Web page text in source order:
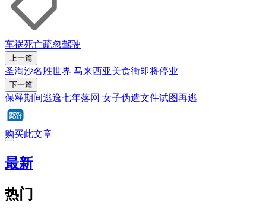
车祸死亡疏忽驾驶
上一篇
圣淘沙名胜世界 马来西亚美食街即将停业
下一篇
保释期间逃逸七年落网 女子伪造文件试图再逃
购买此文章
最新
热门